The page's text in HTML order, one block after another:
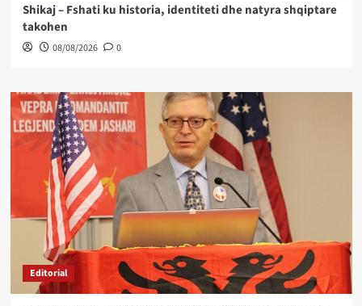
Shikaj – Fshati ku historia, identiteti dhe natyra shqiptare
takohen
08/08/2026 0
Editorial